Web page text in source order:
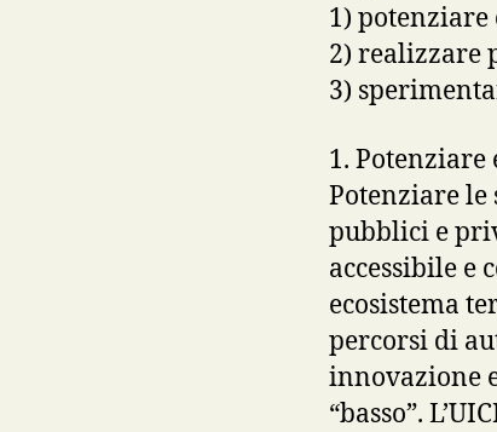
1) potenziare
2) realizzare
3)
1.
Potenziare
pubblici e
accessibile e
ecosistema
percorsi di
innovazione
“basso”.